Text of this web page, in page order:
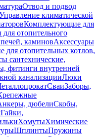
Отвод и подвод
климатической
Комплектующие для
отопительного
каминовАксессуары
для отопительных котлов,
сантехнические,
фитинги внутренней
канализацииЛюки
СваиЗаборы,
дюбелиСкобы,
Гайки,
ХомутыХимические
ШплинтыПружины